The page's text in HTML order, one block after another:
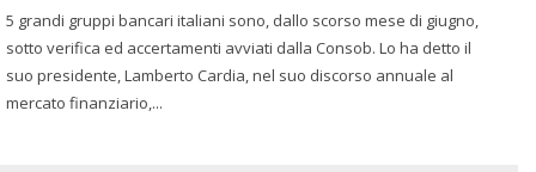
5 grandi gruppi bancari italiani sono, dallo scorso mese di giugno,
sotto verifica ed accertamenti avviati dalla Consob. Lo ha detto il
suo presidente, Lamberto Cardia, nel suo discorso annuale al
mercato finanziario,...